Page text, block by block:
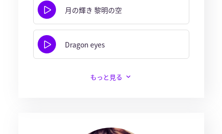
月の輝き 黎明の空
Dragon eyes
もっと見る